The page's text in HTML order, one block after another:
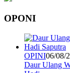
OPONI
OPINI06/08/
Daur Ulang